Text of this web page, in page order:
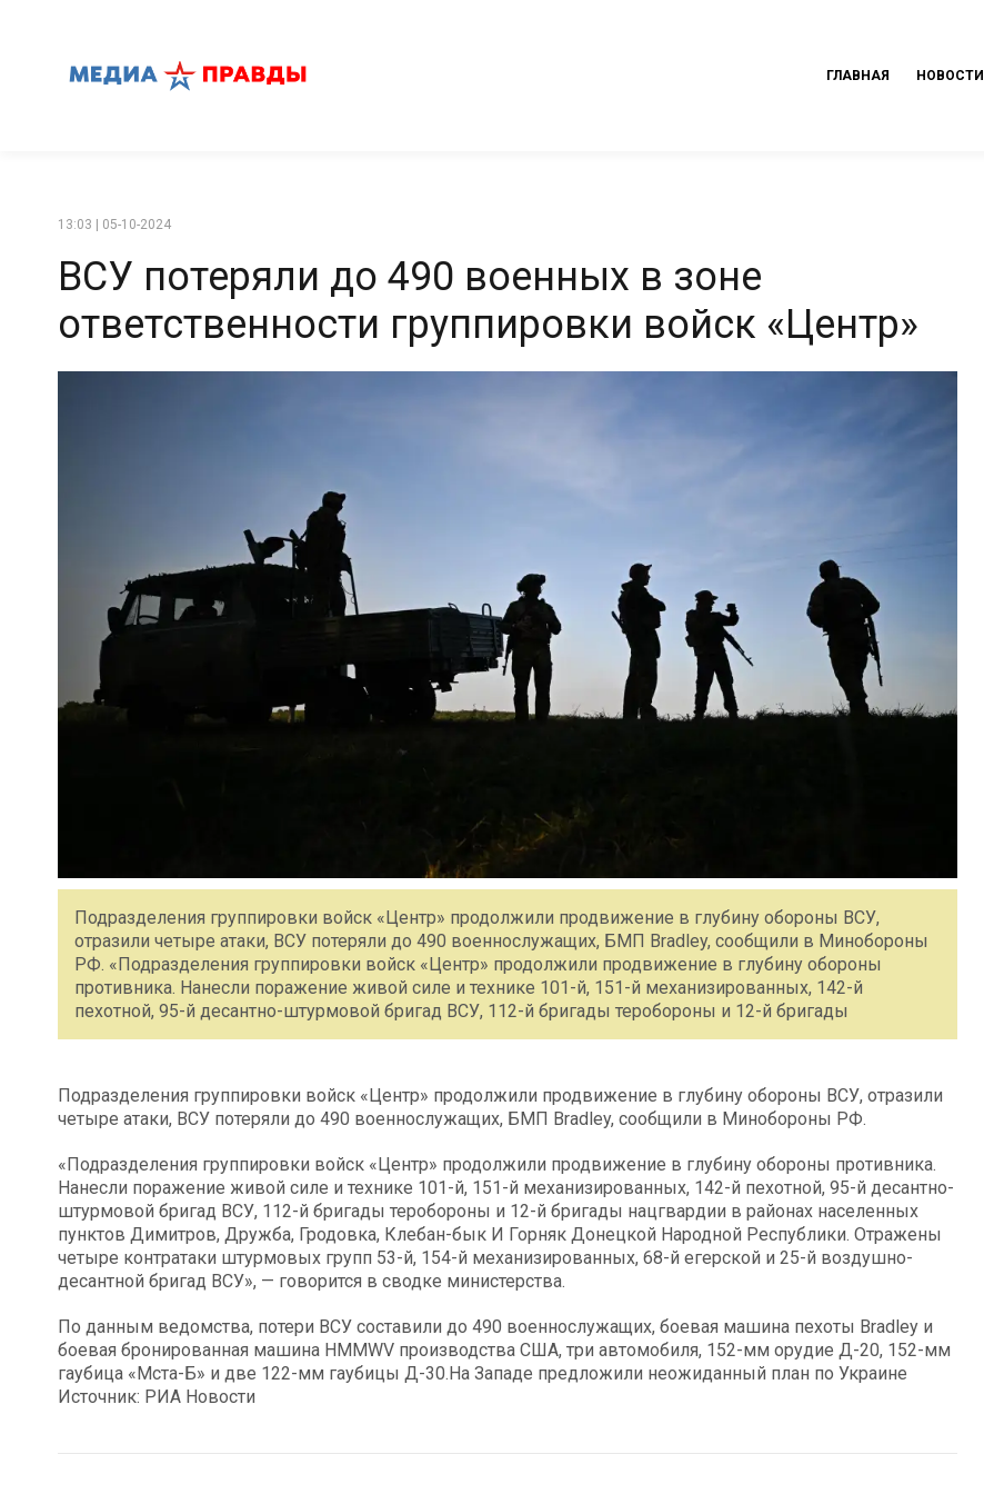
ГЛАВНАЯ НОВОСТИ
13:03 | 05-10-2024
ВСУ потеряли до 490 военных в зоне
ответственности группировки войск «Центр»
Подразделения группировки войск «Центр» продолжили продвижение в глубину обороны ВСУ,
отразили четыре атаки, ВСУ потеряли до 490 военнослужащих, БМП Bradley, сообщили в Минобороны
РФ. «Подразделения группировки войск «Центр» продолжили продвижение в глубину обороны
противника. Нанесли поражение живой силе и технике 101-й, 151-й механизированных, 142-й
пехотной, 95-й десантно-штурмовой бригад ВСУ, 112-й бригады теробороны и 12-й бригады
Подразделения группировки войск «Центр» продолжили продвижение в глубину обороны ВСУ, отразили
четыре атаки, ВСУ потеряли до 490 военнослужащих, БМП Bradley, сообщили в Минобороны РФ.
«Подразделения группировки войск «Центр» продолжили продвижение в глубину обороны противника.
Нанесли поражение живой силе и технике 101-й, 151-й механизированных, 142-й пехотной, 95-й десантно-
штурмовой бригад ВСУ, 112-й бригады теробороны и 12-й бригады нацгвардии в районах населенных
пунктов Димитров, Дружба, Гродовка, Клебан-бык И Горняк Донецкой Народной Республики. Отражены
четыре контратаки штурмовых групп 53-й, 154-й механизированных, 68-й егерской и 25-й воздушно-
десантной бригад ВСУ», — говорится в сводке министерства.
По данным ведомства, потери ВСУ составили до 490 военнослужащих, боевая машина пехоты Bradley и
боевая бронированная машина HMMWV производства США, три автомобиля, 152-мм орудие Д-20, 152-мм
гаубица «Мста-Б» и две 122-мм гаубицы Д-30.На Западе предложили неожиданный план по Украине
Источник: РИА Новости